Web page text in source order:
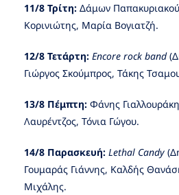
11/8 Τρίτη: Δάμων
Κορινιώτης, Μαρία Βογιατζή.
12/8 Τετάρτη: Encore rock band
Γιώργος Σκούμπρος, Τάκης
13/8 Πέμπτη: Φάνης
Λαυρέντζος, Τόνια Γώγου.
14/8 Παρασκευή: Lethal Candy
Γουμαράς Γιάννης, Καλδής
Μιχάλης.